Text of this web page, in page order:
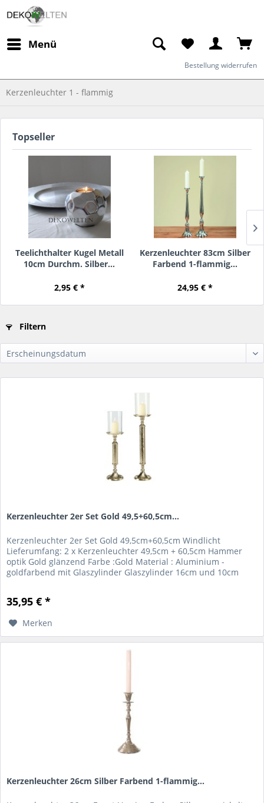
Menü
Bestellung widerrufen
Kerzenleuchter 1 - flammig
Topseller
Teelichthalter Kugel Metall
10cm Durchm. Silber...
2,95 € *
Kerzenleuchter 83cm Silber
Farbend 1-flammig...
24,95 € *
Filtern
Kerzenleuchter 2er Set Gold 49,5+60,5cm...
Kerzenleuchter 2er Set Gold 49,5cm+60,5cm Windlicht
Lieferumfang: 2 x Kerzenleuchter 49,5cm + 60,5cm Hammer
optik Gold glänzend Farbe :Gold Material : Aluminium -
goldfarbend mit Glaszylinder Glaszylinder 16cm und 10cm
35,95 € *
Merken
Kerzenleuchter 26cm Silber Farbend 1-flammig...